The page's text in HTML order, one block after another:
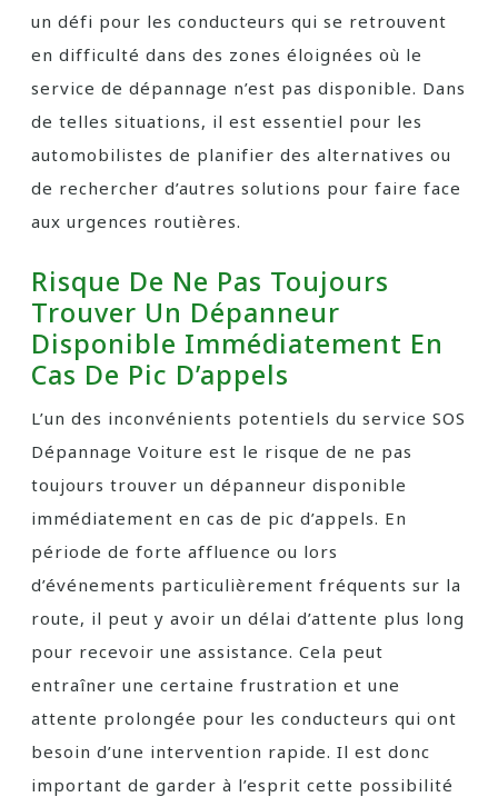
un défi pour les conducteurs qui se retrouvent
en difficulté dans des zones éloignées où le
service de dépannage n’est pas disponible. Dans
de telles situations, il est essentiel pour les
automobilistes de planifier des alternatives ou
de rechercher d’autres solutions pour faire face
aux urgences routières.
Risque De Ne Pas Toujours
Trouver Un Dépanneur
Disponible Immédiatement En
Cas De Pic D’appels
L’un des inconvénients potentiels du service SOS
Dépannage Voiture est le risque de ne pas
toujours trouver un dépanneur disponible
immédiatement en cas de pic d’appels. En
période de forte affluence ou lors
d’événements particulièrement fréquents sur la
route, il peut y avoir un délai d’attente plus long
pour recevoir une assistance. Cela peut
entraîner une certaine frustration et une
attente prolongée pour les conducteurs qui ont
besoin d’une intervention rapide. Il est donc
important de garder à l’esprit cette possibilité